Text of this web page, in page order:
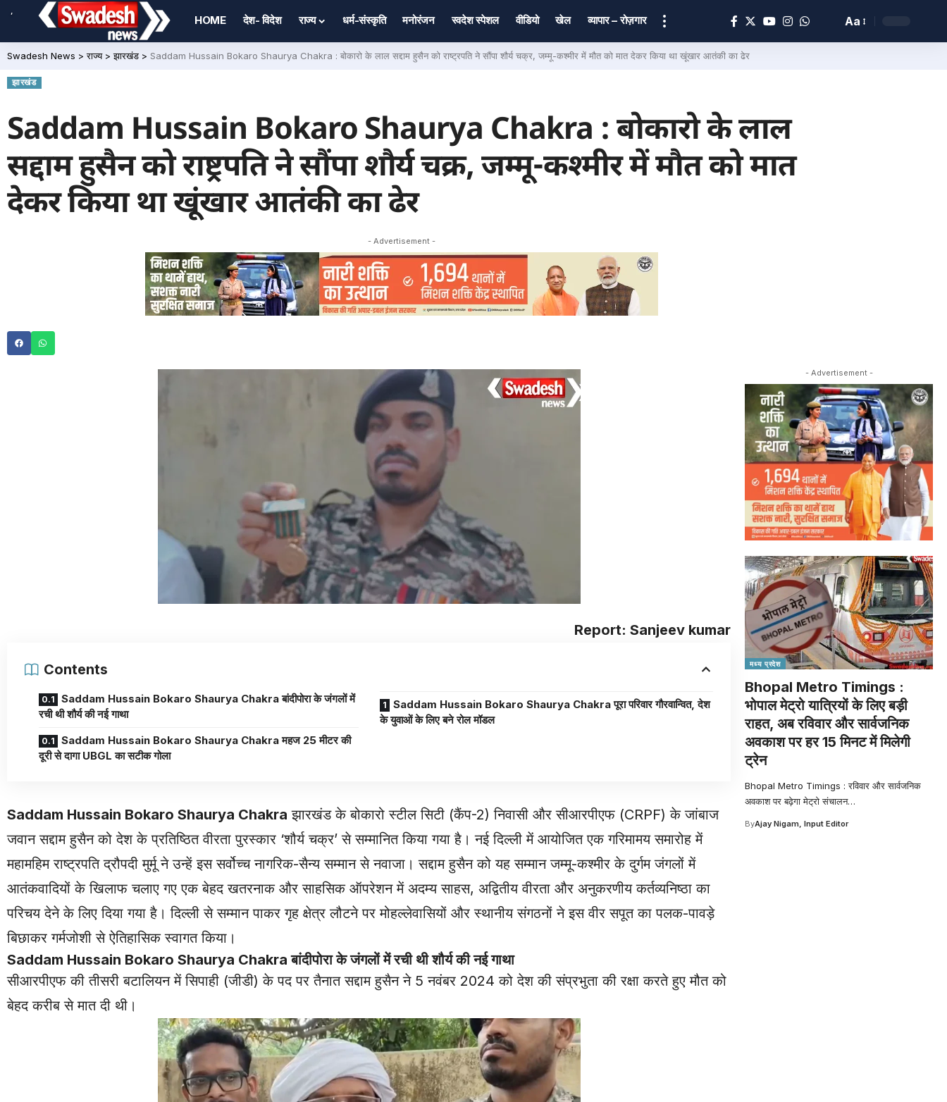
,
HOME देश- विदेश राज्य धर्म-संस्कृति मनोरंजन स्वदेश स्पेशल वीडियो खेल व्यापार – रोज़गार Aa
Swadesh News >राज्य>झारखंड > Saddam Hussain Bokaro Shaurya Chakra : बोकारो के लाल सद्दाम हुसैन को राष्ट्रपति ने सौंपा शौर्य चक्र, जम्मू-कश्मीर में मौत को मात देकर किया था खूंखार आतंकी का ढेर
झारखंड
Saddam Hussain Bokaro Shaurya Chakra : बोकारो के लाल
सद्दाम हुसैन को राष्ट्रपति ने सौंपा शौर्य चक्र, जम्मू-कश्मीर में मौत को मात
देकर किया था खूंखार आतंकी का ढेर
- Advertisement -
Report: Sanjeev kumar
Contents
Saddam Hussain Bokaro Shaurya Chakra बांदीपोरा के जंगलों में
रची थी शौर्य की नई गाथा
Saddam Hussain Bokaro Shaurya Chakra महज 25 मीटर की
दूरी से दागा UBGL का सटीक गोला
Saddam Hussain Bokaro Shaurya Chakra पूरा परिवार गौरवान्वित, देश
के युवाओं के लिए बने रोल मॉडल
Saddam Hussain Bokaro Shaurya Chakra झारखंड के बोकारो स्टील सिटी (कैंप-2) निवासी और सीआरपीएफ (CRPF) के जांबाज
जवान सद्दाम हुसैन को देश के प्रतिष्ठित वीरता पुरस्कार ‘शौर्य चक्र’ से सम्मानित किया गया है। नई दिल्ली में आयोजित एक गरिमामय समारोह में
महामहिम राष्ट्रपति द्रौपदी मुर्मू ने उन्हें इस सर्वोच्च नागरिक-सैन्य सम्मान से नवाजा। सद्दाम हुसैन को यह सम्मान जम्मू-कश्मीर के दुर्गम जंगलों में
आतंकवादियों के खिलाफ चलाए गए एक बेहद खतरनाक और साहसिक ऑपरेशन में अदम्य साहस, अद्वितीय वीरता और अनुकरणीय कर्तव्यनिष्ठा का
परिचय देने के लिए दिया गया है। दिल्ली से सम्मान पाकर गृह क्षेत्र लौटने पर मोहल्लेवासियों और स्थानीय संगठनों ने इस वीर सपूत का पलक-पावड़े
बिछाकर गर्मजोशी से ऐतिहासिक स्वागत किया।
Saddam Hussain Bokaro Shaurya Chakra बांदीपोरा के जंगलों में रची थी शौर्य की नई गाथा
सीआरपीएफ की तीसरी बटालियन में सिपाही (जीडी) के पद पर तैनात सद्दाम हुसैन ने 5 नवंबर 2024 को देश की संप्रभुता की रक्षा करते हुए मौत को
बेहद करीब से मात दी थी।
- Advertisement -
मध्य प्रदेश
Bhopal Metro Timings :
भोपाल मेट्रो यात्रियों के लिए बड़ी
राहत, अब रविवार और सार्वजनिक
अवकाश पर हर 15 मिनट में मिलेगी
ट्रेन
Bhopal Metro Timings : रविवार और सार्वजनिक
अवकाश पर बढ़ेगा मेट्रो संचालन…
ByAjay Nigam, Input Editor